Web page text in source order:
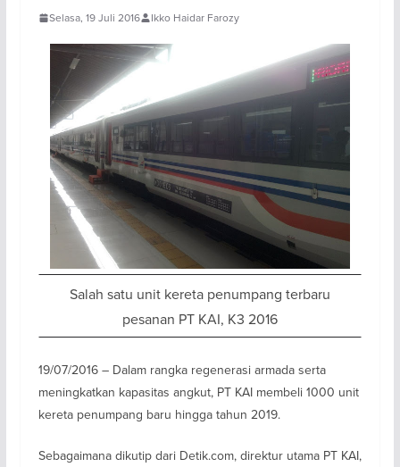
Selasa, 19 Juli 2016 Ikko Haidar Farozy
Salah satu unit kereta penumpang terbaru
pesanan PT KAI, K3 2016
19/07/2016 – Dalam rangka regenerasi armada serta
meningkatkan kapasitas angkut, PT KAI membeli 1000 unit
kereta penumpang baru hingga tahun 2019.
Sebagaimana dikutip dari Detik.com, direktur utama PT KAI,